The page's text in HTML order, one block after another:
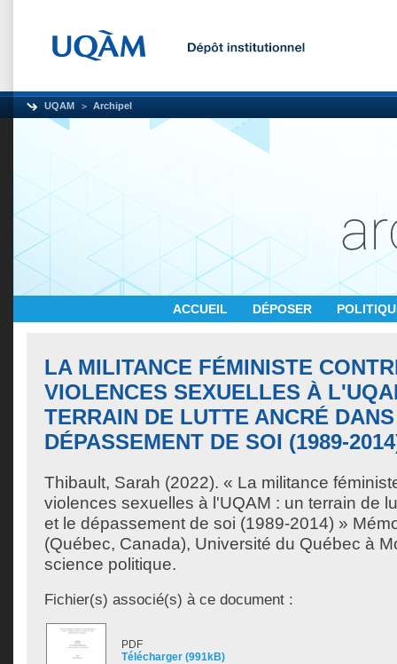
UQAM Archipel
ACCUEIL DÉPOSER
LA MILITANCE FÉMINISTE
VIOLENCES SEXUELLES À
TERRAIN DE LUTTE ANCRÉ
DÉPASSEMENT DE SOI (1989-
Thibault, Sarah (2022). « La militance
violences sexuelles à l'UQAM : un terrain de
et le dépassement de soi (1989-2014) »
(Québec, Canada), Université du Québec à
science politique.
Fichier(s) associé(s) à ce document :
PDF
Télécharger (991kB)